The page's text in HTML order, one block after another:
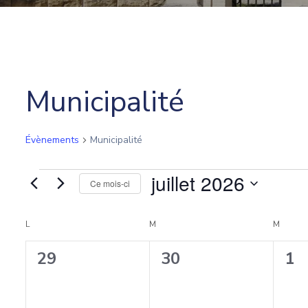
Municipalité
Évènements Municipalité
Évènements
Ce mois-ci juillet 2026
une
date.
C
a
LLUNDI M M
0
29
0
30
0
1